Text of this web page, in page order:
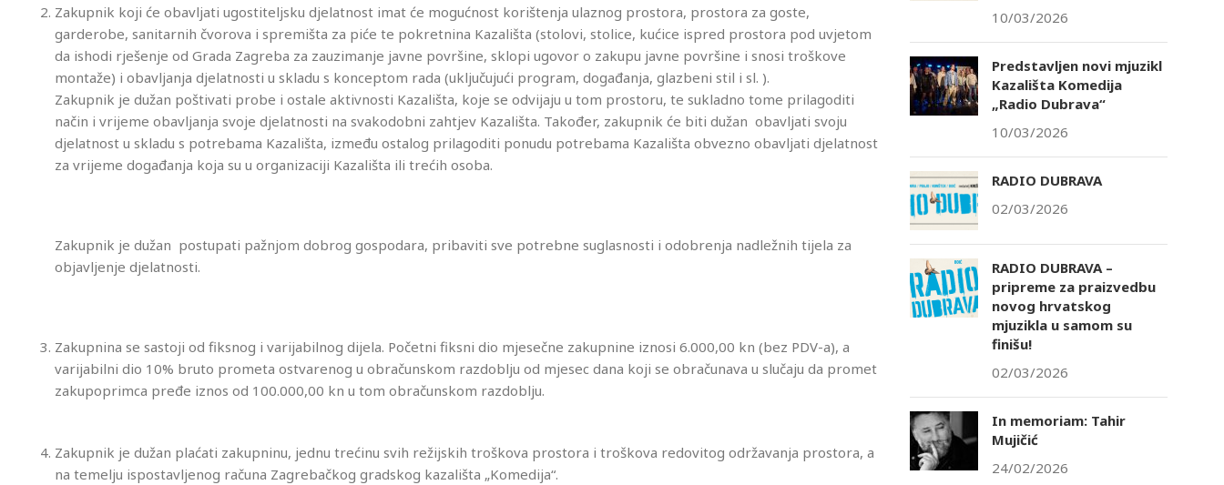
Zakupnik koji će obavljati ugostiteljsku djelatnost imat će mogućnost korištenja ulaznog prostora, prostora za goste,
garderobe, sanitarnih čvorova i spremišta za piće te pokretnina Kazališta (stolovi, stolice, kućice ispred prostora pod uvjetom
da ishodi rješenje od Grada Zagreba za zauzimanje javne površine, sklopi ugovor o zakupu javne površine i snosi troškove
montaže) i obavljanja djelatnosti u skladu s konceptom rada (uključujući program, događanja, glazbeni stil i sl. ).
Zakupnik je dužan poštivati probe i ostale aktivnosti Kazališta, koje se odvijaju u tom prostoru, te sukladno tome prilagoditi
način i vrijeme obavljanja svoje djelatnosti na svakodobni zahtjev Kazališta. Također, zakupnik će biti dužan obavljati svoju
djelatnost u skladu s potrebama Kazališta, između ostalog prilagoditi ponudu potrebama Kazališta obvezno obavljati djelatnost
za vrijeme događanja koja su u organizaciji Kazališta ili trećih osoba.
Zakupnik je dužan postupati pažnjom dobrog gospodara, pribaviti sve potrebne suglasnosti i odobrenja nadležnih tijela za
objavljenje djelatnosti.
Zakupnina se sastoji od fiksnog i varijabilnog dijela. Početni fiksni dio mjesečne zakupnine iznosi 6.000,00 kn (bez PDV-a), a
varijabilni dio 10% bruto prometa ostvarenog u obračunskom razdoblju od mjesec dana koji se obračunava u slučaju da promet
zakupoprimca pređe iznos od 100.000,00 kn u tom obračunskom razdoblju.
Zakupnik je dužan plaćati zakupninu, jednu trećinu svih režijskih troškova prostora i troškova redovitog održavanja prostora, a
na temelju ispostavljenog računa Zagrebačkog gradskog kazališta „Komedija“.
10/03/2026
Predstavljen novi mjuzikl
Kazališta Komedija
„Radio Dubrava“
10/03/2026
RADIO DUBRAVA
02/03/2026
RADIO DUBRAVA –
pripreme za praizvedbu
novog hrvatskog
mjuzikla u samom su
finišu!
02/03/2026
In memoriam: Tahir
Mujičić
24/02/2026